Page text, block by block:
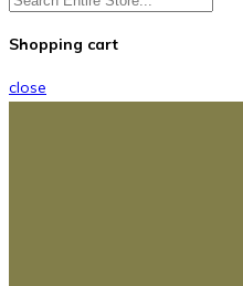
Shopping cart
close